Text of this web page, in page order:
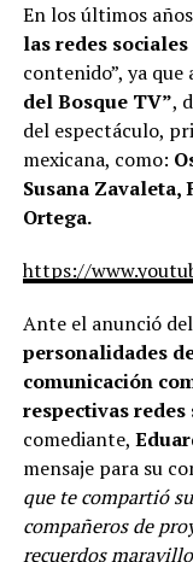
En los últimos
las redes
contenido”, ya que
del Bosque TV”,
del espectáculo,
mexicana, como:
Susana Zavaleta,
Ortega.
https://
Ante el anunció
personalidades
comunicación
respectivas redes
comediante,
mensaje para su
que te compartió
compañeros de
recuerdos